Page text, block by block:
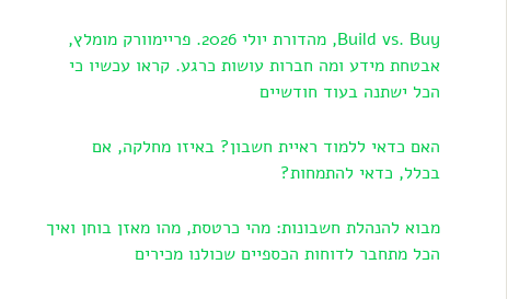
Build vs. Buy, מהדורת יולי 2026. פריימוורק מומלץ,
אבטחת מידע ומה חברות עושות כרגע. קראו עכשיו כי
הכל ישתנה בעוד חודשיים
האם כדאי ללמוד ראיית חשבון? באיזו מחלקה, אם
בכלל, כדאי להתמחות?
מבוא להנהלת חשבונות: מהי כרטסת, מהו מאזן בוחן ואיך
הכל מתחבר לדוחות הכספיים שכולנו מכירים